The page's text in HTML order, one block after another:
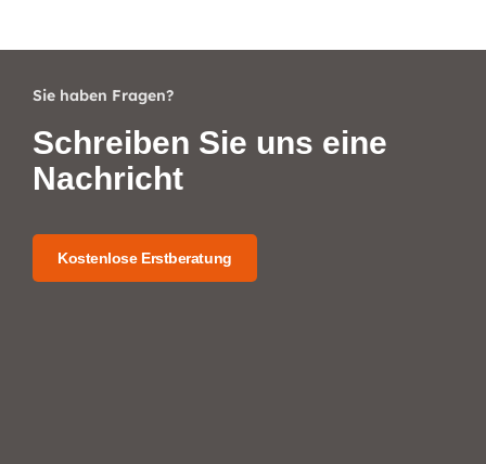
Sie haben Fragen?
Schreiben Sie uns eine
Nachricht
Kostenlose Erstberatung